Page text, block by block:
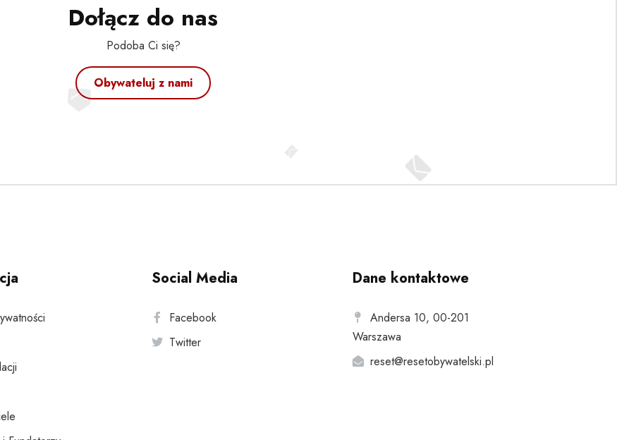
Dołącz do nas
Podoba Ci się?
Obywateluj z nami
Social Media
Facebook
Twitter
Dane kontaktowe
Andersa 10, 00-201
Warszawa
reset@resetobywatelski.pl